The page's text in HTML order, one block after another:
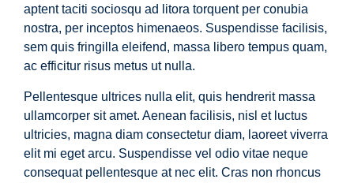
aptent taciti sociosqu ad litora torquent per conubia
nostra, per inceptos himenaeos. Suspendisse facilisis,
sem quis fringilla eleifend, massa libero tempus quam,
ac efficitur risus metus ut nulla.
Pellentesque ultrices nulla elit, quis hendrerit massa
ullamcorper sit amet. Aenean facilisis, nisl et luctus
ultricies, magna diam consectetur diam, laoreet viverra
elit mi eget arcu. Suspendisse vel odio vitae neque
consequat pellentesque at nec elit. Cras non rhoncus